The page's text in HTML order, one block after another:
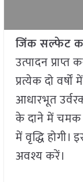
जिंक सल्फेट
उत्पादन
प्रत्येक दो
आधारभूत
के दाने में चमक
में वृद्धि
अवश्य करें।